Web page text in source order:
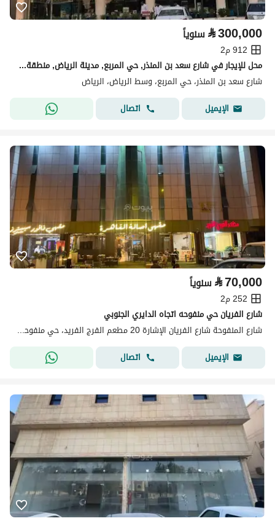
⃁300,000 سنوياً
912 م2
محل للإيجار في شارع سعد بن المنذر, حي المربع, مدينة الرياض, منطقة الرياض
شارع سعد بن المنذر، حي المربع، وسط الرياض، الرياض
الإيميل
اتصال
⃁70,000 سنوياً
252 م2
شارع الفريان حي منفوحه اتجاه الدايري الجنوبي
شارع المنفوحة شارع الفريان الإشارة 20 مطعم الفرج الفريد، حي منفوحة، وسط الرياض، الرياض
الإيميل
اتصال